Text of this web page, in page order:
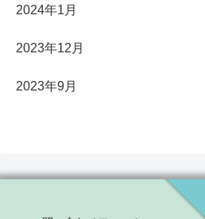
2024年1月
2023年12月
2023年9月